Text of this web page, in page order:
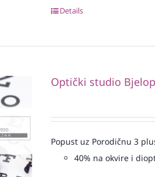
Details
Optički studio
Popust uz Porodičnu 3
40% na okvire i